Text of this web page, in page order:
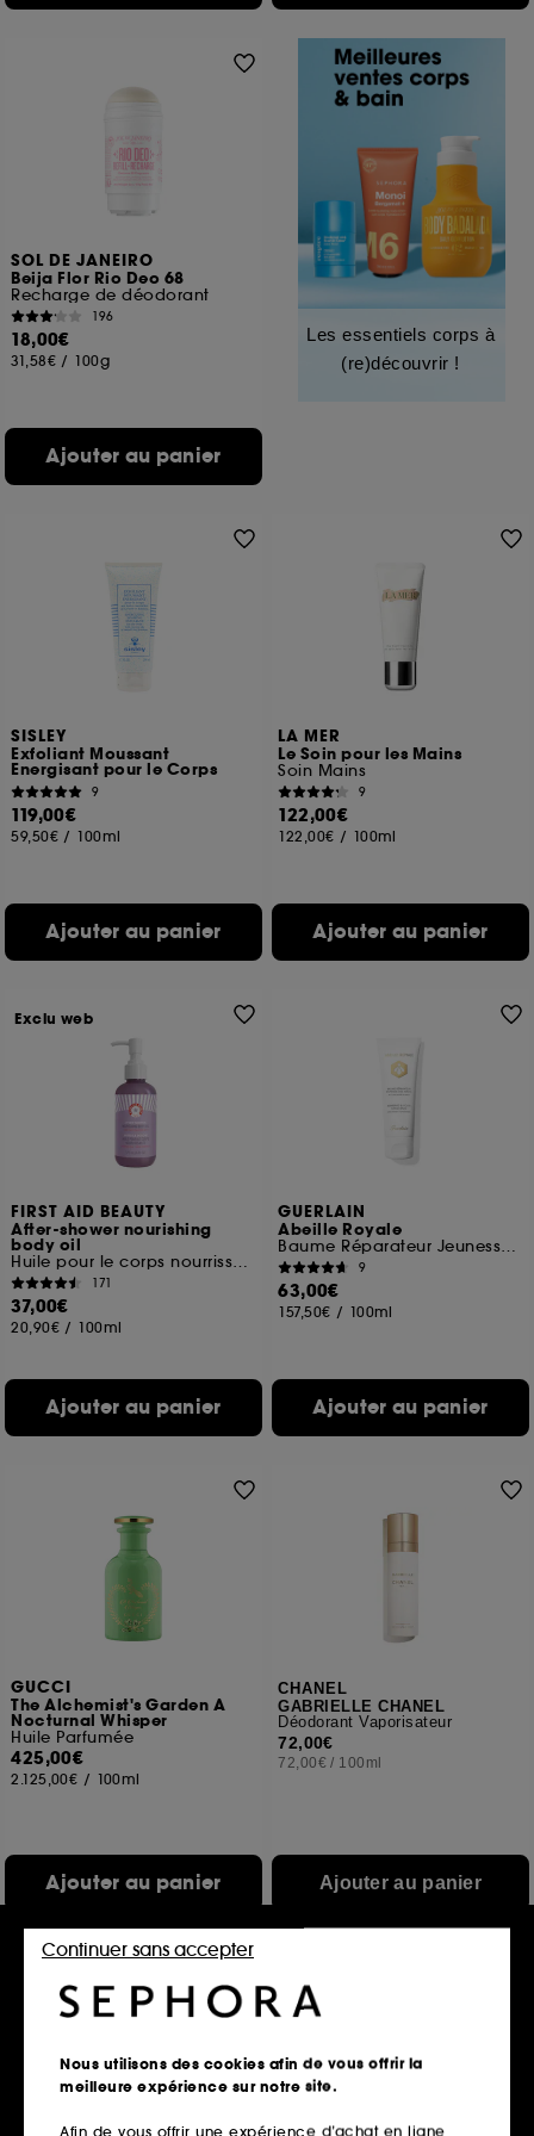
SOL DE JANEIRO
Beija Flor Rio Deo 68
Recharge de déodorant
196
18,00€
31,58€ / 100g
Ajouter au panier
Les essentiels corps à
(re)découvrir !
SISLEY
Exfoliant Moussant
Energisant pour le Corps
9
119,00€
59,50€ / 100ml
Ajouter au panier
LA MER
Le Soin pour les Mains
Soin Mains
9
122,00€
122,00€ / 100ml
Ajouter au panier
FIRST AID BEAUTY
After-shower nourishing
body oil
Huile pour le corps nourrissante 177ml
171
37,00€
20,90€ / 100ml
Ajouter au panier
Exclu web
GUERLAIN
Abeille Royale
Baume Réparateur Jeunesse Des Mains
9
63,00€
157,50€ / 100ml
Ajouter au panier
GUCCI
The Alchemist's Garden A
Nocturnal Whisper
Huile Parfumée
425,00€
2.125,00€ / 100ml
Ajouter au panier
CHANEL
GABRIELLE CHANEL
Déodorant Vaporisateur
72,00€
72,00€ / 100ml
Ajouter au panier
Nous utilisons des cookies afin de vous offrir la
meilleure expérience sur notre site.
Afin de vous offrir une expérience d’achat en ligne
Continuer sans accepter